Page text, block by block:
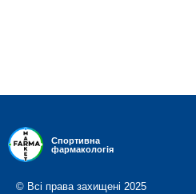
Спортивна
фармакологія
© Всі права захищені 2025